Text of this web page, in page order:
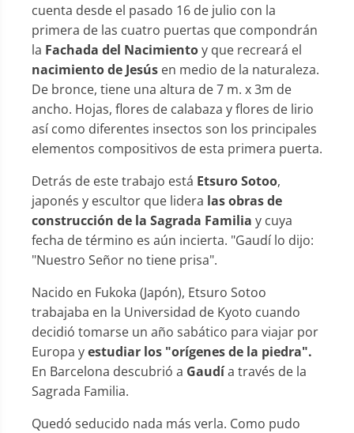
cuenta desde el pasado 16 de julio con la
primera de las cuatro puertas que compondrán
la Fachada del Nacimientoy que recreará el
nacimiento de Jesús en medio de la naturaleza.
De bronce, tiene una altura de 7 m. x 3m de
ancho. Hojas, flores de calabaza y flores de lirio
así como diferentes insectos son los principales
elementos compositivos de esta primera puerta.
Detrás de este trabajo está Etsuro Sotoo,
japonés y escultor que lidera las obras de
construcción de la Sagrada Familia y cuya
fecha de término es aún incierta. "Gaudí lo dijo:
"Nuestro Señor no tiene prisa".
Nacido en Fukoka (Japón), Etsuro Sotoo
trabajaba en la Universidad de Kyoto cuando
decidió tomarse un año sabático para viajar por
Europa yestudiar los "orígenes de la piedra".
En Barcelona descubrió a Gaudía través de la
Sagrada Familia.
Quedó seducido nada más verla. Como pudo